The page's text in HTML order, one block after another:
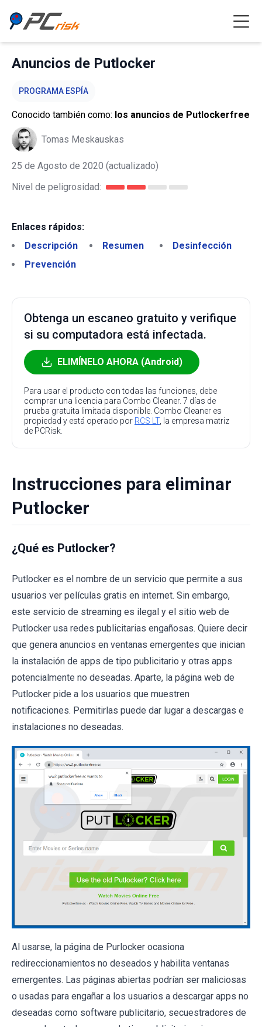
Anuncios de Putlocker
PROGRAMA ESPÍA
Conocido también como: los anuncios de Putlockerfree
Tomas Meskauskas
25 de Agosto de 2020 (actualizado)
Nivel de peligrosidad:
Enlaces rápidos:
Descripción
Resumen
Desinfección
Prevención
Obtenga un escaneo gratuito y verifique
si su computadora está infectada.
ELIMÍNELO AHORA (Android)
Para usar el producto con todas las funciones, debe
comprar una licencia para Combo Cleaner. 7 días de
prueba gratuita limitada disponible. Combo Cleaner es
propiedad y está operado por RCS LT, la empresa matriz
de PCRisk.
Instrucciones para eliminar
Putlocker
¿Qué es Putlocker?
Putlocker es el nombre de un servicio que permite a sus
usuarios ver películas gratis en internet. Sin embargo,
este servicio de streaming es ilegal y el sitio web de
Putlocker usa redes publicitarias engañosas. Quiere decir
que genera anuncios en ventanas emergentes que inician
la instalación de apps de tipo publicitario y otras apps
potencialmente no deseadas. Aparte, la página web de
Putlocker pide a los usuarios que muestren
notificaciones. Permitirlas puede dar lugar a descargas e
instalaciones no deseadas.
Al usarse, la página de Purlocker ocasiona
redireccionamientos no deseados y habilita ventanas
emergentes. Las páginas abiertas podrían ser maliciosas
o usadas para engañar a los usuarios a descargar apps no
deseadas como software publicitario, secuestradores de